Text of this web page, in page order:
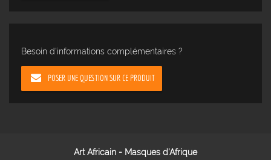
Besoin d'informations complémentaires ?
POSER UNE QUESTION SUR CE PRODUIT
Art Africain - Masques d'Afrique